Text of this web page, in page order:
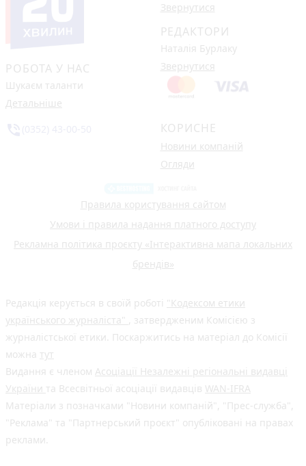
РОБОТА У НАС
Шукаєм таланти
Детальніше
Звернутися
РЕДАКТОРИ
Наталія Бурлаку
Звернутися
КОРИСНЕ
Новини компаній
Огляди
Правила користування сайтом
Умови і правила надання платного доступу
Рекламна політика проєкту «Інтерактивна мапа локальних
брендів»
Редакція керується в своїй роботі "Кодексом етики
українського журналіста" , затвердженим Комісією з
журналістської етики. Поскаржитись на матеріал до Комісії
можна тут
Видання є членом Асоціації Незалежні регіональні видавці
України та Всесвітньої асоціації видавців WAN-IFRA
Матеріали з позначками "Новини компаній", "Прес-служба",
"Реклама" та "Партнерський проєкт" опубліковані на правах
реклами.